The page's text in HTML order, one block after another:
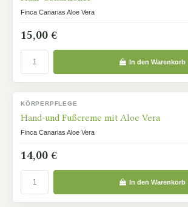
Finca Canarias Aloe Vera
15,00 €
In den Warenkorb
KÖRPERPFLEGE
Hand-und Fußcreme mit Aloe Vera
Finca Canarias Aloe Vera
14,00 €
In den Warenkorb